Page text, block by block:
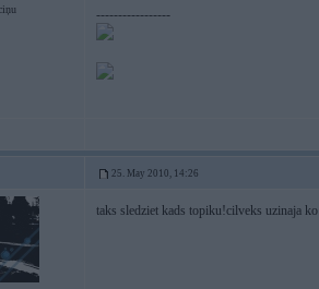
-----------------
25. May 2010, 14:26
taks sledziet kads topiku!cilveks uzinaja